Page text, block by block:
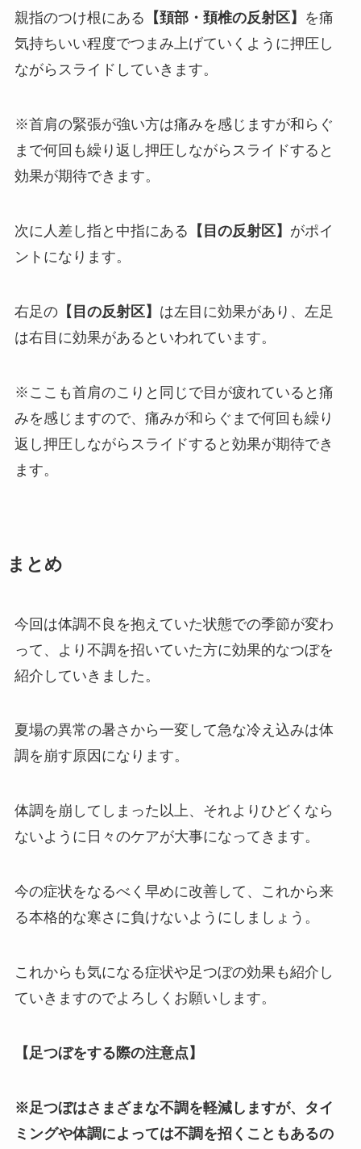
親指のつけ根にある 【頚部・頚椎の反射区】
を痛
気持ちいい程度でつまみ上げていくように押圧し
ながらスライドしていきます。
※首肩の緊張が強い方は痛みを感じますが和らぐ
まで何回も繰り返し押圧しながらスライドすると
効果が期待できます。
次に人差し指と中指にある 【目の反射区】 がポイ
ントになります。
右足の【目の反射区】 は左目に効果があり、左足
は右目に効果があるといわれています。
※ここも首肩のこりと同じで目が疲れていると痛
みを感じますので、痛みが和らぐまで何回も繰り
返し押圧しながらスライドすると効果が期待でき
ます。
まとめ
今回は体調不良を抱えていた状態での季節が変わ
って、より不調を招いていた方に効果的なつぼを
紹介していきました。
夏場の異常の暑さから一変して急な冷え込みは体
調を崩す原因になります。
体調を崩してしまった以上、それよりひどくなら
ないように日々のケアが大事になってきます。
今の症状をなるべく早めに改善して、これから来
る本格的な寒さに負けないようにしましょう。
これからも気になる症状や足つぼの効果も紹介し
ていきますのでよろしくお願いします。
【足つぼをする際の注意点】
※足つぼはさまざまな不調を軽減しますが、タイ
ミングや体調によっては不調を招くこともあるの